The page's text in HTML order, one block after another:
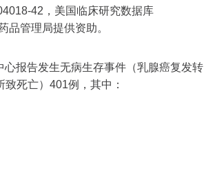
42，美国临床研究数据库
品管理局提供资助。
报告发生无病生存事件（乳腺癌复发转
致死亡）401例，其中：